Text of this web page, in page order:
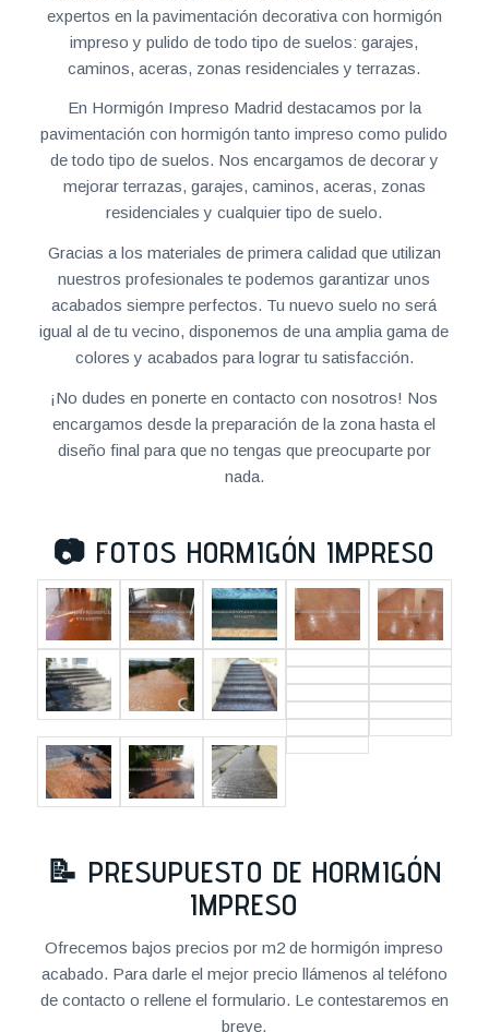
expertos en la pavimentación decorativa con hormigón
impreso y pulido de todo tipo de suelos: garajes,
caminos, aceras, zonas residenciales y terrazas.
En Hormigón Impreso Madrid destacamos por la
pavimentación con hormigón tanto impreso como pulido
de todo tipo de suelos. Nos encargamos de decorar y
mejorar terrazas, garajes, caminos, aceras, zonas
residenciales y cualquier tipo de suelo.
Gracias a los materiales de primera calidad que utilizan
nuestros profesionales te podemos garantizar unos
acabados siempre perfectos. Tu nuevo suelo no será
igual al de tu vecino, disponemos de una amplia gama de
colores y acabados para lograr tu satisfacción.
¡No dudes en ponerte en contacto con nosotros! Nos
encargamos desde la preparación de la zona hasta el
diseño final para que no tengas que preocuparte por
nada.
📷 FOTOS HORMIGÓN IMPRESO
📝 PRESUPUESTO DE HORMIGÓN
IMPRESO
Ofrecemos bajos precios por m2 de hormigón impreso
acabado. Para darle el mejor precio llámenos al teléfono
de contacto o rellene el formulario. Le contestaremos en
breve.